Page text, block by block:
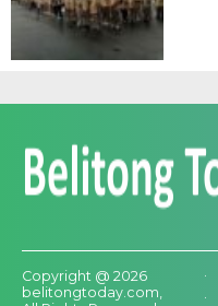
Copyright @ 2026
belitongtoday.com,